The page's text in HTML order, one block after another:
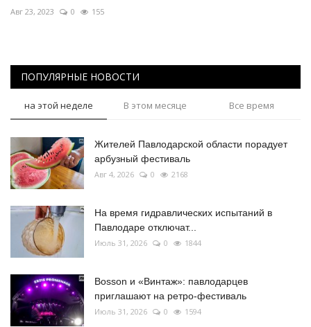
Авг 23, 2023 0 155
ПОПУЛЯРНЫЕ НОВОСТИ
на этой неделе В этом месяце Все время
Жителей Павлодарской области порадует
арбузный фестиваль
Авг 4, 2026 0 2168
На время гидравлических испытаний в
Павлодаре отключат...
Июль 31, 2026 0 1844
Bosson и «Винтаж»: павлодарцев
приглашают на ретро-фестиваль
Июль 31, 2026 0 1594